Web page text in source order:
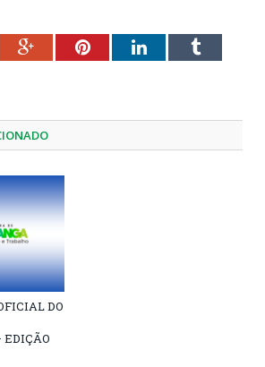
Google+PinterestLinkedInTumblr
DO
EDIÇÃO